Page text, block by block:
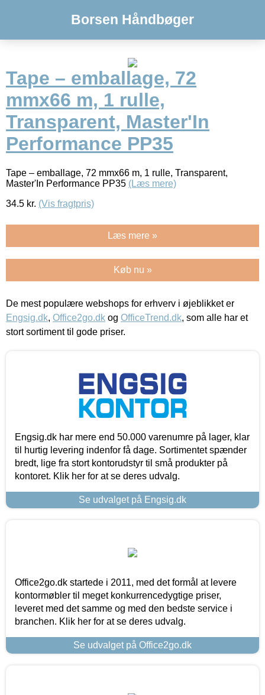
Borsen Håndbøger
Tape – emballage, 72
mmx66 m, 1 rulle,
Transparent, Master'In
Performance PP35
Tape – emballage, 72 mmx66 m, 1 rulle, Transparent,
Master'In Performance PP35 (Læs mere)
34.5 kr. (Vis fragtpris)
Læs mere »
Køb nu »
De mest populære webshops for erhverv i øjeblikket er
Engsig.dk, Office2go.dk og OfficeTrend.dk, som alle har et
stort sortiment til gode priser.
Engsig.dk har mere end 50.000 varenumre på lager, klar
til hurtig levering indenfor få dage. Sortimentet spænder
bredt, lige fra stort kontorudstyr til små produkter på
kontoret. Klik her for at se deres udvalg.
Se udvalget på Engsig.dk
Office2go.dk startede i 2011, med det formål at levere
kontormøbler til meget konkurrencedygtige priser,
leveret med det samme og med den bedste service i
branchen. Klik her for at se deres udvalg.
Se udvalget på Office2go.dk